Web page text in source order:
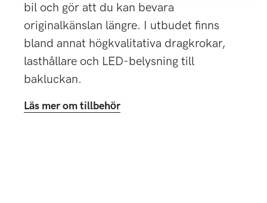
bil och gör att du kan bevara
originalkänslan längre. I utbudet finns
bland annat högkvalitativa dragkrokar,
lasthållare och LED-belysning till
bakluckan.
Läs mer om tillbehör